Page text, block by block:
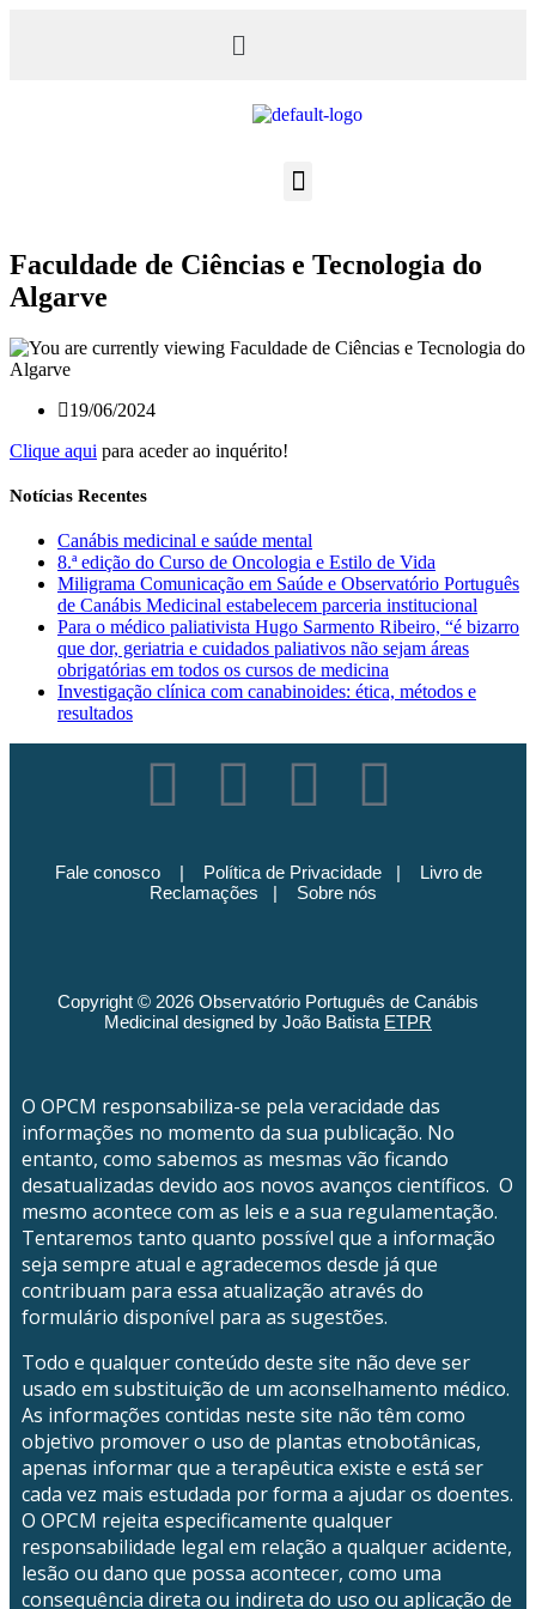
Faculdade de Ciências e Tecnologia do
Algarve​
19/06/2024
Clique aqui para aceder ao inquérito!
Notícias Recentes
Canábis medicinal e saúde mental
8.ª edição do Curso de Oncologia e Estilo de Vida
Miligrama Comunicação em Saúde e Observatório Português
de Canábis Medicinal estabelecem parceria institucional
Para o médico paliativista Hugo Sarmento Ribeiro, “é bizarro
que dor, geriatria e cuidados paliativos não sejam áreas
obrigatórias em todos os cursos de medicina
Investigação clínica com canabinoides: ética, métodos e
resultados
Fale conosco| Política de Privacidade| Livro de
Reclamações | Sobre nós
Copyright © 2026 Observatório Português de Canábis
Medicinal designed by João Batista ETPR
O OPCM responsabiliza-se pela veracidade das
informações no momento da sua publicação. No
entanto, como sabemos as mesmas vão ficando
desatualizadas devido aos novos avanços científicos. O
mesmo acontece com as leis e a sua regulamentação.
Tentaremos tanto quanto possível que a informação
seja sempre atual e agradecemos desde já que
contribuam para essa atualização através do
formulário disponível para as sugestões.
Todo e qualquer conteúdo deste site não deve ser
usado em substituição de um aconselhamento médico.
As informações contidas neste site não têm como
objetivo promover o uso de plantas etnobotânicas,
apenas informar que a terapêutica existe e está ser
cada vez mais estudada por forma a ajudar os doentes.
O OPCM rejeita especificamente qualquer
responsabilidade legal em relação a qualquer acidente,
lesão ou dano que possa acontecer, como uma
consequência direta ou indireta do uso ou aplicação de